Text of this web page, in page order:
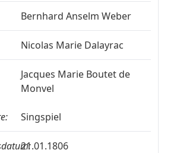
Bernhard Anselm Weber
Nicolas Marie Dalayrac
Jacques Marie Boutet de
Monvel
Singspiel
21.01.1806